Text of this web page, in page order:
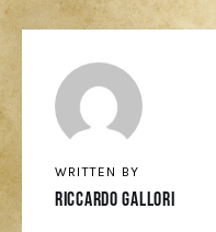
WRITTEN BY
Riccardo Gallori